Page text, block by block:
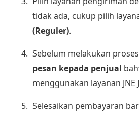
tidak ada, cukup pilih
(Reguler).
Sebelum melakukan
pesan kepada penjual
menggunakan layanan JNE
Selesaikan pembayaran